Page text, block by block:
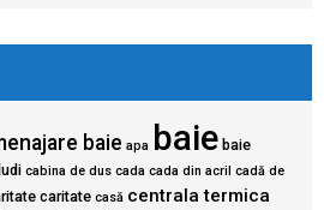
baie apa baie baie
cabina de dus cada cada din acril cadă de
caritate casă centrala termica